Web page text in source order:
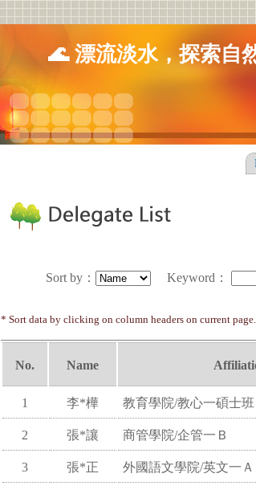
🌊 漂流淡水，探索自
Sort by： Keyword ：
* Sort data by clicking on column headers on current page.
No. Name
1 李*樺 教育學院/教心一碩士班
2 張*讓 商管學院/企管一Ｂ
3 張*正 外國語文學院/英文一Ａ